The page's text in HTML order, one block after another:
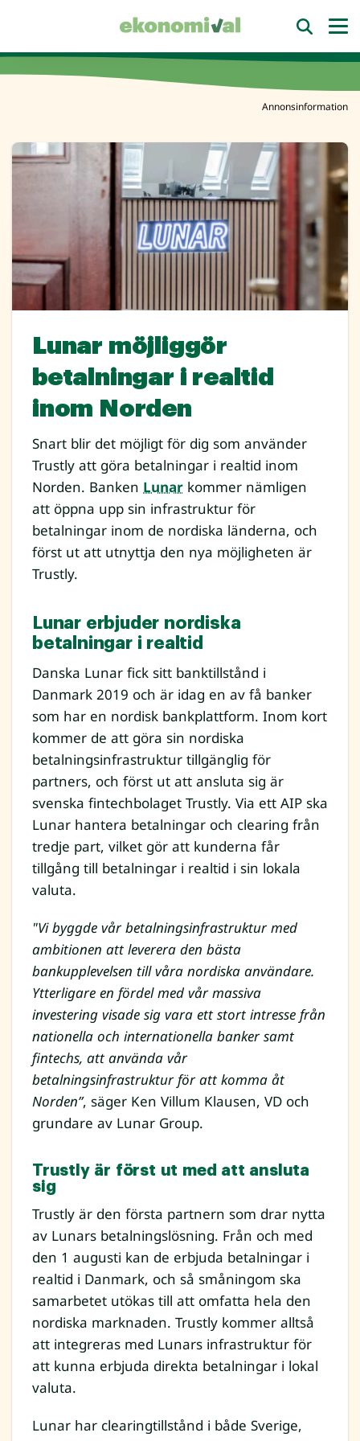
Annonsinformation
Lunar möjliggör
betalningar i realtid
inom Norden
Snart blir det möjligt för dig som använder
Trustly att göra betalningar i realtid inom
Norden. Banken Lunar kommer nämligen
att öppna upp sin infrastruktur för
betalningar inom de nordiska länderna, och
först ut att utnyttja den nya möjligheten är
Trustly.
Lunar erbjuder nordiska
betalningar i realtid
Danska Lunar fick sitt banktillstånd i
Danmark 2019 och är idag en av få banker
som har en nordisk bankplattform. Inom kort
kommer de att göra sin nordiska
betalningsinfrastruktur tillgänglig för
partners, och först ut att ansluta sig är
svenska fintechbolaget Trustly. Via ett AIP ska
Lunar hantera betalningar och clearing från
tredje part, vilket gör att kunderna får
tillgång till betalningar i realtid i sin lokala
valuta.
"Vi byggde vår betalningsinfrastruktur med
ambitionen att leverera den bästa
bankupplevelsen till våra nordiska användare.
Ytterligare en fördel med vår massiva
investering visade sig vara ett stort intresse från
nationella och internationella banker samt
fintechs, att använda vår
betalningsinfrastruktur för att komma åt
Norden”, säger Ken Villum Klausen, VD och
grundare av Lunar Group.
Trustly är först ut med att ansluta
sig
Trustly är den första partnern som drar nytta
av Lunars betalningslösning. Från och med
den 1 augusti kan de erbjuda betalningar i
realtid i Danmark, och så småningom ska
samarbetet utökas till att omfatta hela den
nordiska marknaden. Trustly kommer alltså
att integreras med Lunars infrastruktur för
att kunna erbjuda direkta betalningar i lokal
valuta.
Lunar har clearingtillstånd i både Sverige,